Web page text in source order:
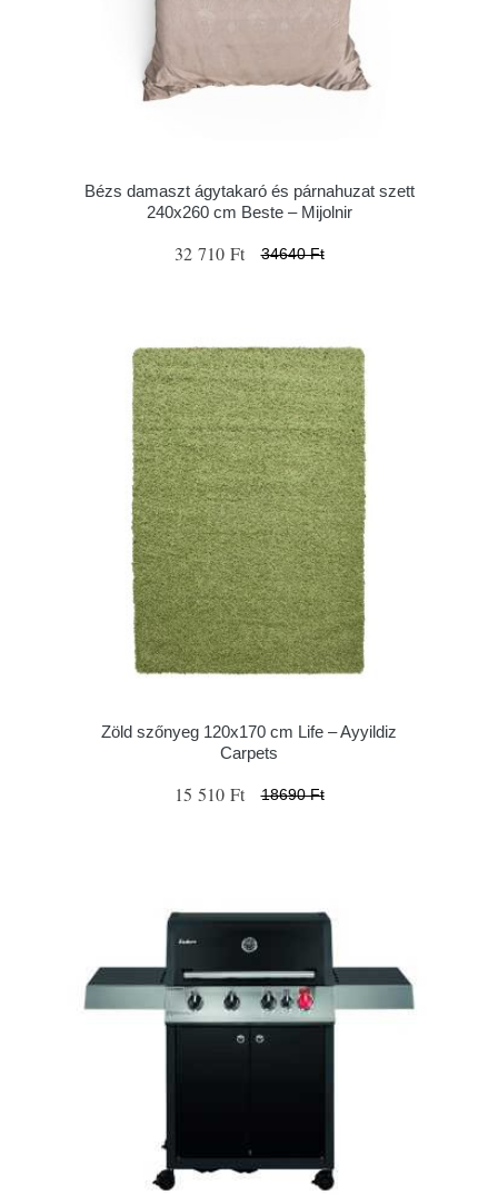
Bézs damaszt ágytakaró és párnahuzat szett
240x260 cm Beste – Mijolnir
32 710 Ft 34640 Ft
Zöld szőnyeg 120x170 cm Life – Ayyildiz
Carpets
15 510 Ft 18690 Ft